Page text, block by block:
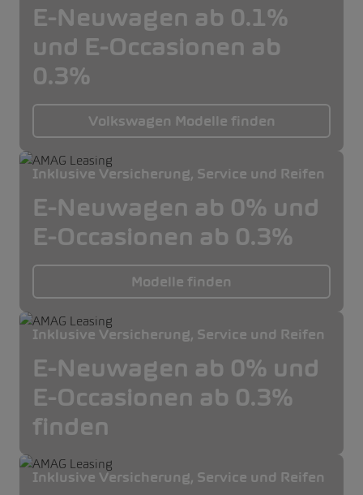
E-Neuwagen ab 0.1%
und E-Occasionen ab
0.3%
Volkswagen Modelle finden
Inklusive Versicherung, Service und Reifen
E-Neuwagen ab 0% und
E-Occasionen ab 0.3%
Modelle finden
Inklusive Versicherung, Service und Reifen
E-Neuwagen ab 0% und
E-Occasionen ab 0.3%
finden
Inklusive Versicherung, Service und Reifen